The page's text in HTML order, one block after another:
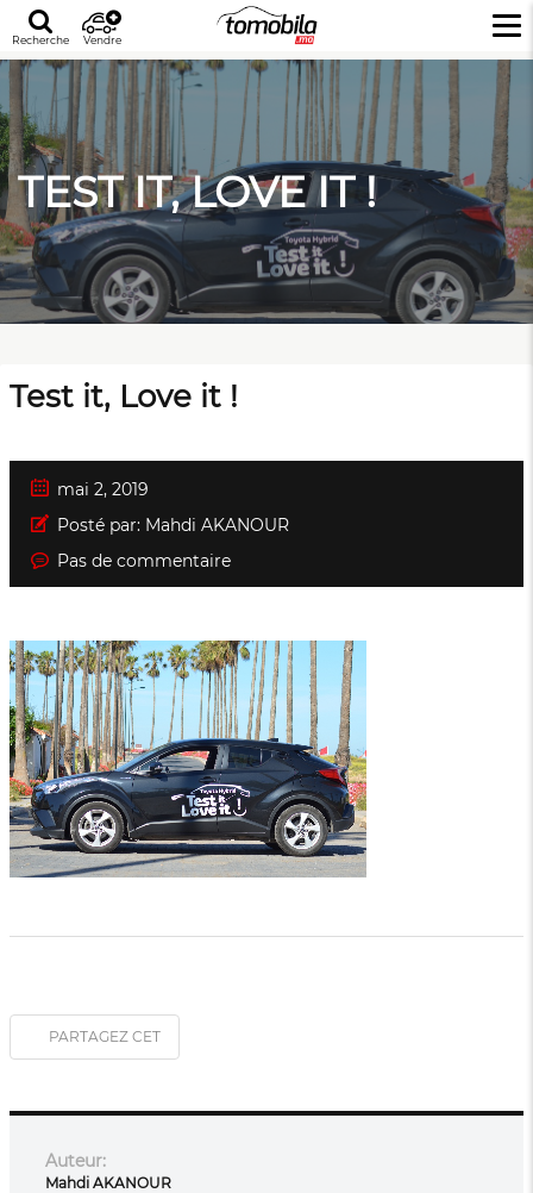
Recherche Vendre
TEST IT, LOVE IT !
Test it, Love it !
mai 2, 2019
Posté par: Mahdi AKANOUR
Pas de commentaire
PARTAGEZ CET
Auteur:
Mahdi AKANOUR